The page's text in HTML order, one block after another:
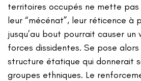
territoires occupés ne mette
leur “mécénat”, leur réticence à
jusqu’au bout pourrait causer un
forces dissidentes. Se pose
structure étatique qui donnerait
groupes ethniques. Le